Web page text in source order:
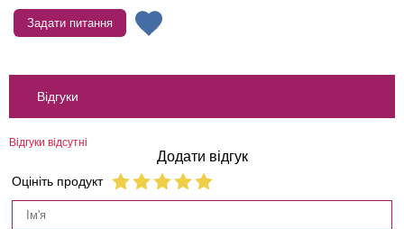
Задати питання
Відгуки
Відгуки відсутні
Додати відгук
Оцініть продукт